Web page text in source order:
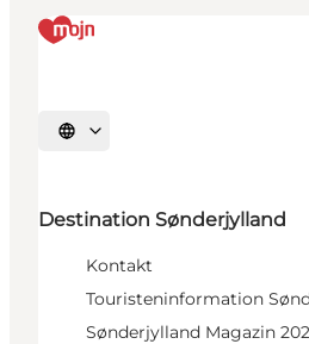
Sprache auswählen
Destination Sønderjylland
Kontakt
Touristeninformation
Sønderjylland Magazin